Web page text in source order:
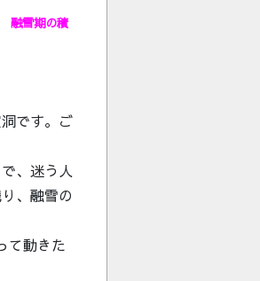
融雪期の積
です。ご
、迷う人
、融雪の
て動きた